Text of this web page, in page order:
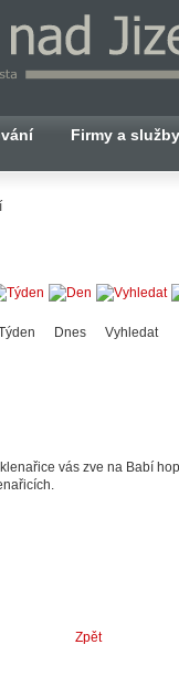
Firmy a služby
Dnes Vyhledat
vás zve na Babí
Zpět